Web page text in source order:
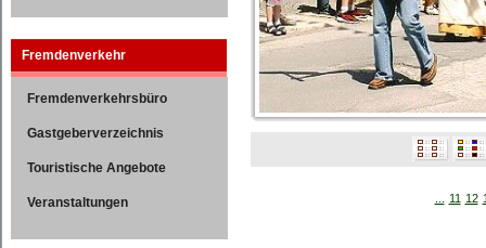
11 12
Fremdenverkehr
Fremdenverkehrsbüro
Gastgeberverzeichnis
Touristische Angebote
Veranstaltungen